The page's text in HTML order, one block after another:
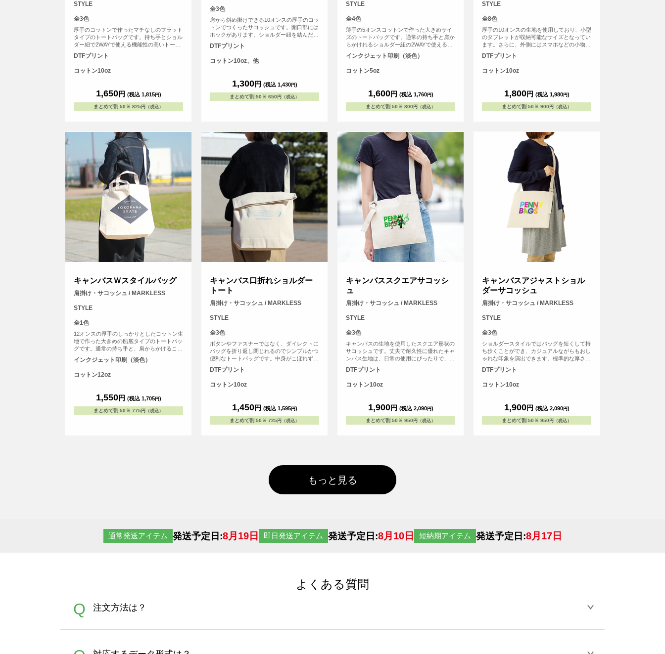
STYLE
全3色
厚手のコットンで作ったマチなしのフラット
タイプのトートバッグです。持ち手とショル
ダー紐で2WAYで使える機能性の高いトート
バッグです。
DTFプリント
コットン10oz
1,650円 (税込 1,815円)
まとめて割:50％ 825 円（税込）
全3色
肩から斜め掛けできる10オンスの厚手のコッ
トンでつくったサコッシュです。開口部には
ホックがあります。ショルダー紐を結んだり
して長さ調整してお使いください。
DTFプリント
コットン10oz、他
1,300円 (税込 1,430円)
まとめて割:50％ 650 円（税込）
STYLE
全4色
薄手の5オンスコットンで作った大きめサイ
ズのトートバッグです。通常の持ち手と肩か
らかけれるショルダー紐の2WAYで使える、
トートバッグです。
インクジェット印刷（淡色）
コットン5oz
1,600円 (税込 1,760円)
まとめて割:50％ 800 円（税込）
STYLE
全8色
厚手の10オンスの生地を使用しており、小型
のタブレットが収納可能なサイズとなってい
ます。さらに、外側にはスマホなどの小物が
入る便利なポケットも装備されております。
DTFプリント
コットン10oz
1,800円 (税込 1,980円)
まとめて割:50％ 900 円（税込）
キャンバスＷスタイルバッグ
肩掛け・サコッシュ / MARKLESS
STYLE
全1色
12オンスの厚手のしっかりとしたコットン生
地で作った大きめの船底タイプのトートバッ
グです。通常の持ち手と、肩からかけること
のできる長いショルダー紐があり、さまさま
なシーンで活躍すること間違いなしの2WAY
インクジェット印刷（淡色）
コットン12oz
1,550円 (税込 1,705円)
まとめて割:50％ 775 円（税込）
キャンバス口折れショルダー
トート
肩掛け・サコッシュ / MARKLESS
STYLE
全3色
ボタンやファスナーではなく、ダイレクトに
バッグを折り返し閉じれるのでシンプルかつ
便利なトートバッグです。中身がこぼれず、
さっと簡単に物の出し入れができます。
DTFプリント
コットン10oz
1,450円 (税込 1,595円)
まとめて割:50％ 725 円（税込）
キャンバススクエアサコッシ
ュ
肩掛け・サコッシュ / MARKLESS
STYLE
全3色
キャンバスの生地を使用したスクエア形状の
サコッシュです。丈夫で耐久性に優れたキャ
ンバス生地は、日常の使用にぴったりで、お
手入れも簡単です。サコッシュの口元は便利
なホックボタンが付いており、さっと開閉で
スできます。さらに、ショルダー部分はハト
ます。快適な着用感と自由なスタイリングが
可能なので、様々なシーンで活躍するアイテ
ムです。
DTFプリント
コットン10oz
1,900円 (税込 2,090円)
まとめて割:50％ 950 円（税込）
キャンバスアジャストショル
ダーサコッシュ
肩掛け・サコッシュ / MARKLESS
STYLE
全3色
ショルダースタイルではバッグを短くして持
ち歩くことができ、カジュアルながらもおし
ゃれな印象を演出できます。標準的な厚さで
ある10オンスの生地を使用しており、頑丈で
耐久性に優れています。口元には便利なホッ
いているので、長さを自在に調節することが
ーのプリントも承ります。ロゴやイラストを
自由にデザインし、オリジナリティ溢れるサ
コッシュを作成できます。
DTFプリント
コットン10oz
1,900円 (税込 2,090円)
まとめて割:50％ 950 円（税込）
もっと見る
通常発送アイテム 発送予定日:8月19日 即日発送アイテム 発送予定日:8月10日 短納期アイテム 発送予定日:8月17日
よくある質問
Q 注文方法は？